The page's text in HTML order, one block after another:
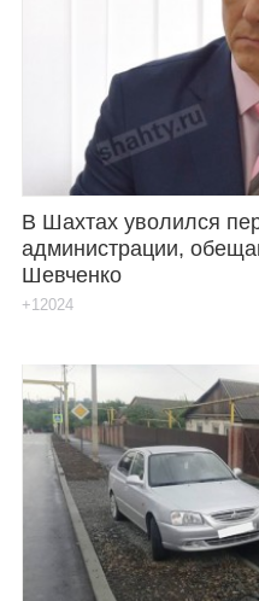
В Шахтах уволился
администрации,
Шевченко
+12024